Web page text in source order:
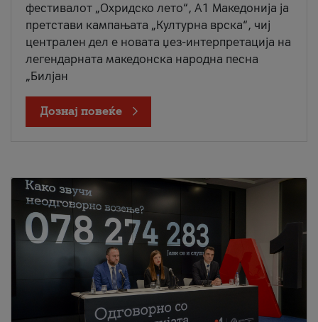
фестивалот „Охридско лето“, А1 Македонија ја
претстави кампањата „Културна врска“, чиј
централен дел е новата џез-интерпретација на
легендарната македонска народна песна
„Билјан
Дознај повеќе